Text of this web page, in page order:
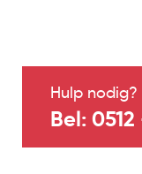
Hulp nodig?
Bel: